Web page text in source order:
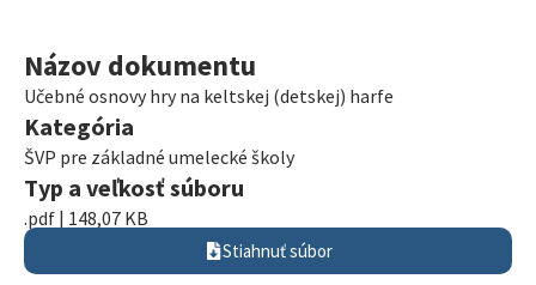
Názov dokumentu
Učebné osnovy hry na keltskej (detskej) harfe
Kategória
ŠVP pre základné umelecké školy
Typ a veľkosť súboru
.pdf | 148,07 KB
Stiahnuť súbor